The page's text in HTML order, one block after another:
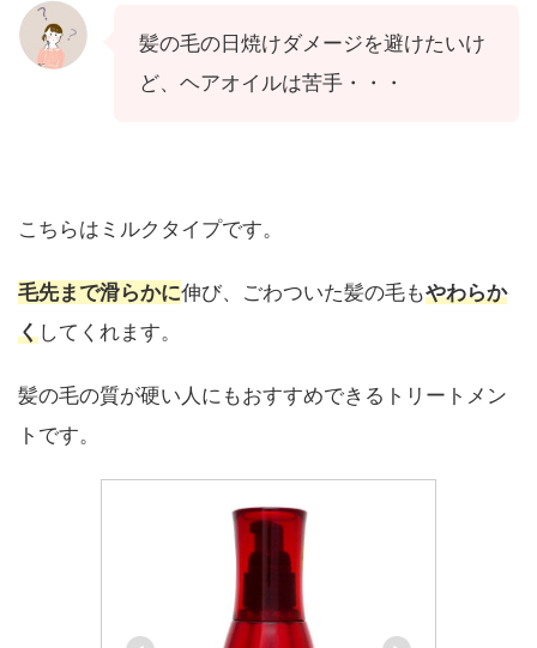
髪の毛の日焼けダメージを避けたいけ
ど、ヘアオイルは苦手・・・
こちらはミルクタイプです。
毛先まで滑らかに伸び、ごわついた髪の毛もやわらか
くしてくれます。
髪の毛の質が硬い人にもおすすめできるトリートメン
トです。